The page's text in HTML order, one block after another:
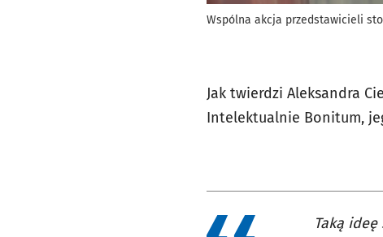
Wspólna akcja przedstawicieli
Jak twierdzi Aleksandra
Intelektualnie Bonitum,
Taką